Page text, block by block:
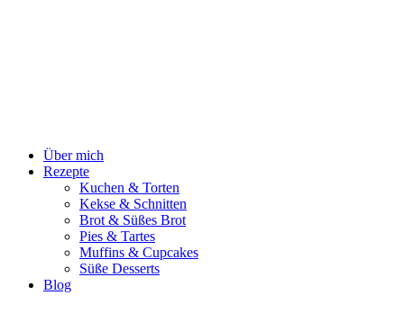
Über mich
Rezepte
Kuchen & Torten
Kekse & Schnitten
Brot & Süßes Brot
Pies & Tartes
Muffins & Cupcakes
Süße Desserts
Blog